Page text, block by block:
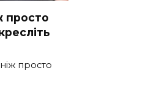
просто
просто